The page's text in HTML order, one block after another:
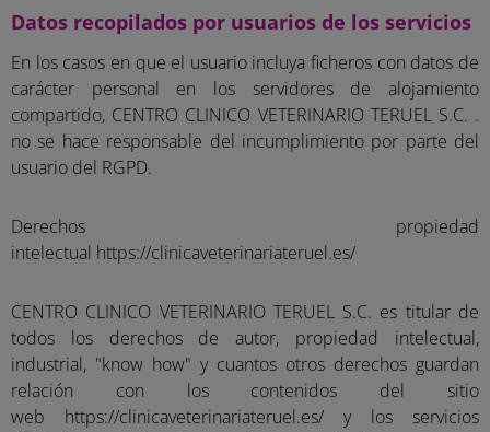
Datos recopilados por usuarios de los servicios
En los casos en que el usuario incluya ficheros con datos de
carácter personal en los servidores de alojamiento
compartido, CENTRO CLINICO VETERINARIO TERUEL S.C. .
no se hace responsable del incumplimiento por parte del
usuario del RGPD.
Derechos propiedad
intelectual https://clinicaveterinariateruel.es/
CENTRO CLINICO VETERINARIO TERUEL S.C. es titular de
todos los derechos de autor, propiedad intelectual,
industrial, "know how" y cuantos otros derechos guardan
relación con los contenidos del sitio
web https://clinicaveterinariateruel.es/ y los servicios